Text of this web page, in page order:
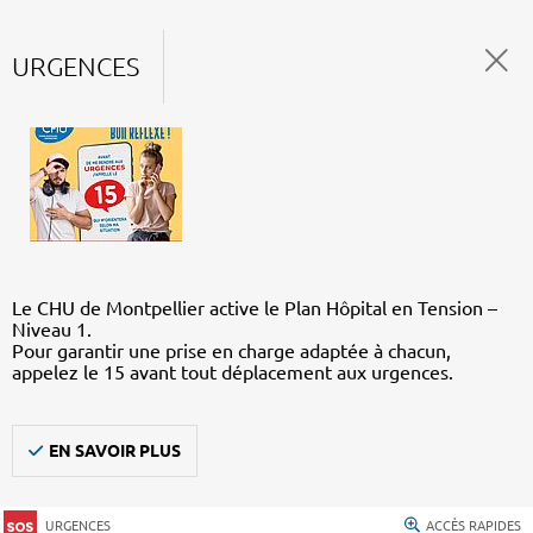
URGENCES
Le CHU de Montpellier active le Plan Hôpital en Tension –
Niveau 1.
Pour garantir une prise en charge adaptée à chacun,
appelez le 15 avant tout déplacement aux urgences.
EN SAVOIR PLUS
URGENCES ACCÈS RAPIDES